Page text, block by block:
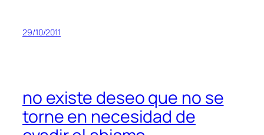
29/10/2011
no existe deseo que no se
torne en necesidad de